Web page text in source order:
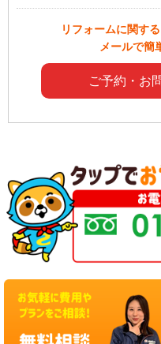
リフォームに関す
メールで簡
ご予約・お